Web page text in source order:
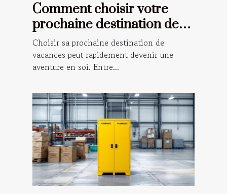
Comment choisir votre
prochaine destination de
vacances ?
Choisir sa prochaine destination de
vacances peut rapidement devenir une
aventure en soi. Entre...